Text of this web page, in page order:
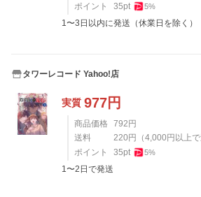
ポイント
35pt 5%
1〜3日以内に発送（休業日を除く）
タワーレコード Yahoo!店
実質 977円
商品価格 792 円
送料
220 円 （4,000 円以上で
ポイント
35pt 5%
1〜2日で発送